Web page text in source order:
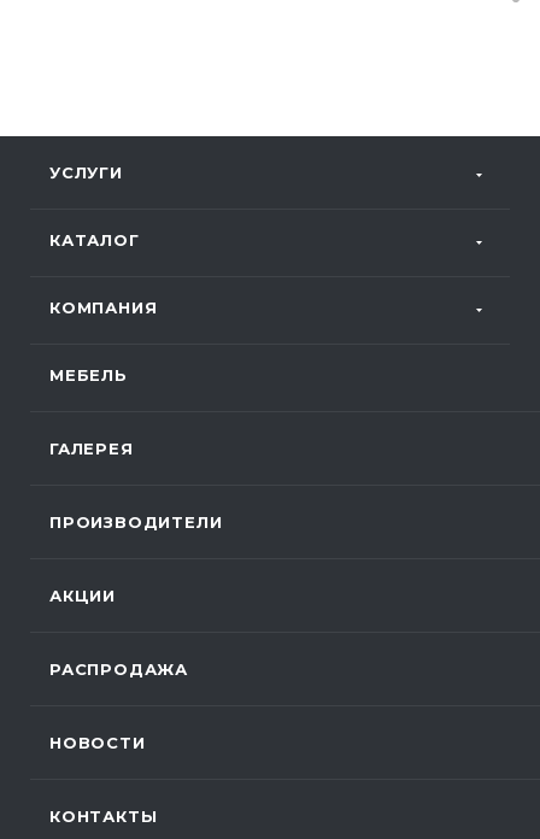
УСЛУГИ
КАТАЛОГ
КОМПАНИЯ
МЕБЕЛЬ
ГАЛЕРЕЯ
ПРОИЗВОДИТЕЛИ
АКЦИИ
РАСПРОДАЖА
НОВОСТИ
КОНТАКТЫ